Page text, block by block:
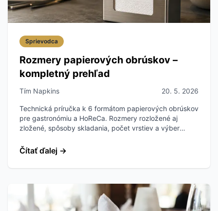
Sprievodca
Rozmery papierových obrúskov –
kompletný prehľad
Tím Napkins 20. 5. 2026
Technická príručka k 6 formátom papierových obrúskov
pre gastronómiu a HoReCa. Rozmery rozložené aj
zložené, spôsoby skladania, počet vrstiev a výber
Čítať ďalej →